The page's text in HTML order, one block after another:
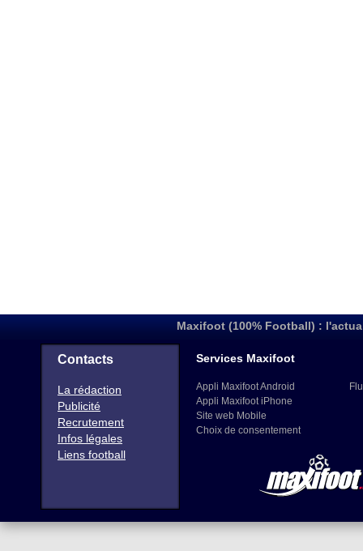
Maxifoot (100% Football) :
Contacts
La rédaction
Publicité
Recrutement
Infos légales
Liens football
Services Maxifoot
Appli Maxifoot Android
Appli Maxifoot iPhone
Site web Mobile
Choix de consentement